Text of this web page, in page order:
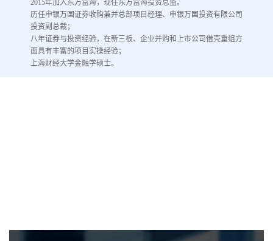
2015年加入东方富海，现任东方富海投资总监。
历任申银万国证券收购兼并总部项目经理、申银万国投资有限公司
投资副总裁；
八年证券与投资经验，在新三板、企业并购和上市公司借壳重组方
面具有丰富的项目实操经验；
上海财经大学金融学硕士。